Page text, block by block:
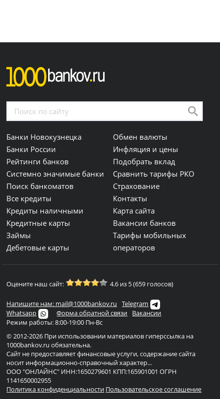
Банки Новокузнецка
Банки России
Рейтинги банков
Системно значимые банки
Поиск банкоматов
Все кредиты
Кредиты наличными
Кредитные карты
Займы
Дебетовые карты
Обмен валюты
Инфляция и цены
Подобрать вклад
Сравнить тарифы РКО
Страхование
Контакты
Карта сайта
Вакансии банков
Тарифы мобильных
операторов
Оцените наш сайт: 4.6 из 5 (659 голосов)
Напишите нам: mail@1000bankov.ru
Telegram
Whatsapp
Форма обратной связи
Вакансии
Режим работы: 8:00-19:00 Пн-Вс
© 2012-2026 При использовании материалов гиперссылка на
1000bankov.ru обязательна.
Сайт не предоставляет финансовые услуги, содержание сайта
носит информационно-справочный характер...
ООО "ОНЛАЙНС" ИНН:1650279601 КПП:165901001 ОГРН
1141650002955
Политика конфиденциальности Пользовательское соглашение